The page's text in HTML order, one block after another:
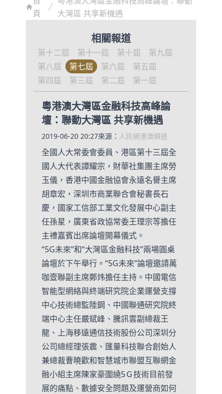
頁
大灣區 共享新機遇
相關報道
第十二屆 第十一屆 第十屆
第九屆
第八屆
第七屆 第六屆
第五屆
第四屆
第三屆 第二屆 第一屆
粵港澳大灣區金融科技高峰論
壇：聯動大灣區 共享新機遇
2019-06-20 20:27來源： 人民網港澳頻道
全國人大常委會委員、港區第十三屆全
國人大代表譚耀宗，財華社集團主席勞
玉儀，香港中國金融協會永遠名譽主席
胡章宏，深圳市商業聯合會秘書長石
慶，國家工信部工業文化發展中心副主
任孫星，廣東省政協常委王理宗等擔任
主禮嘉賓出席論壇開幕儀式。
“5G未來”和“大灣區金融科技”兩場圓桌
論壇於下午舉行。“5G未來”論壇邀請萬
咖壹聯副主席鄭炜擔任主持。中國電信
智能型網絡與終端研究院企業運營支撐
中心技術總監陸鋼、中國聯通研究院終
端中心主任嚴斌峰、騰訊雲副總裁王
龍、上海移遠通信技術股份公司深圳分
公司總經理張震、匯量科技聯合創始人
兼總裁曹曉歡和智慧城市聯盟互聯網金
融小組主席陳家豪圍繞5Ｇ技術目前發
展的痛點、數據安全問題及運營商如何